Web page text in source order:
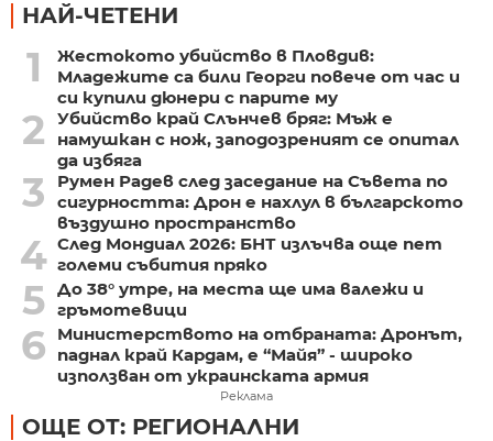
НАЙ-ЧЕТЕНИ
1
Жестокото убийство в Пловдив:
Младежите са били Георги повече от час и
си купили дюнери с парите му
2
Убийство край Слънчев бряг: Мъж е
намушкан с нож, заподозреният се опитал
да избяга
3
Румен Радев след заседание на Съвета по
сигурността: Дрон е нахлул в българското
въздушно пространство
4 След Мондиал 2026: БНТ излъчва още пет
големи събития пряко
5 До 38° утре, на места ще има валежи и
гръмотевици
6
Министерството на отбраната: Дронът,
паднал край Кардам, е “Майя” - широко
използван от украинската армия
Реклама
ОЩЕ ОТ: РЕГИОНАЛНИ